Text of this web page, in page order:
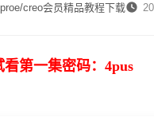
proe/creo会员精品教程下载
第一集密码：4pus